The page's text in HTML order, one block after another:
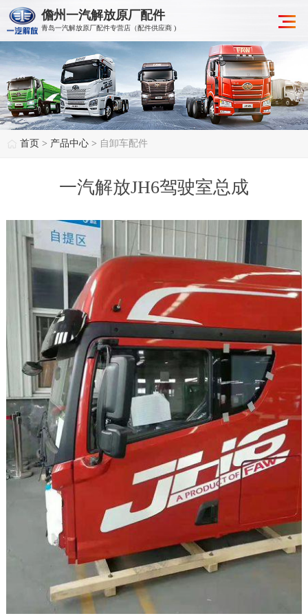
儋州一汽解放原厂配件
青岛一汽解放原厂配件专营店（配件供应商 )
首页 > 产品中心 > 自卸车配件
一汽解放JH6驾驶室总成